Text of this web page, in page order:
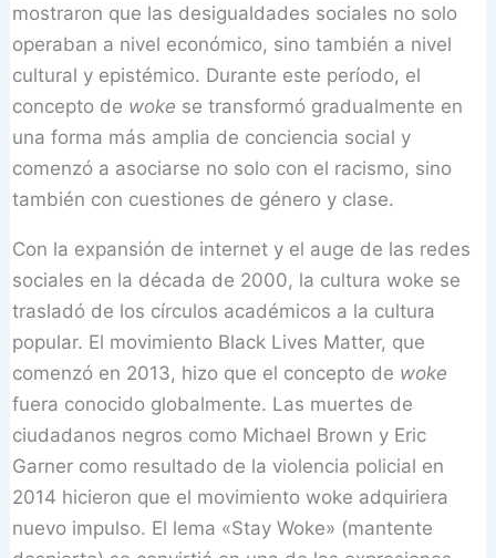
mostraron que las desigualdades sociales no solo
operaban a nivel económico, sino también a nivel
cultural y epistémico. Durante este período, el
concepto de woke se transformó gradualmente en
una forma más amplia de conciencia social y
comenzó a asociarse no solo con el racismo, sino
también con cuestiones de género y clase.
Con la expansión de internet y el auge de las redes
sociales en la década de 2000, la cultura woke se
trasladó de los círculos académicos a la cultura
popular. El movimiento Black Lives Matter, que
comenzó en 2013, hizo que el concepto de woke
fuera conocido globalmente. Las muertes de
ciudadanos negros como Michael Brown y Eric
Garner como resultado de la violencia policial en
2014 hicieron que el movimiento woke adquiriera
nuevo impulso. El lema «Stay Woke» (mantente